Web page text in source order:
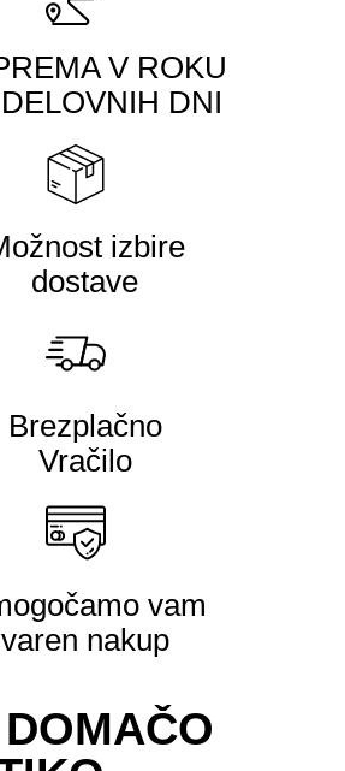
V ROKU
DNI
izbire
dostave
Brezplačno
Vračilo
vam
varen nakup